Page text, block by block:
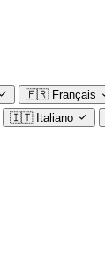
🇫🇷 Français
🇮🇹 Italiano